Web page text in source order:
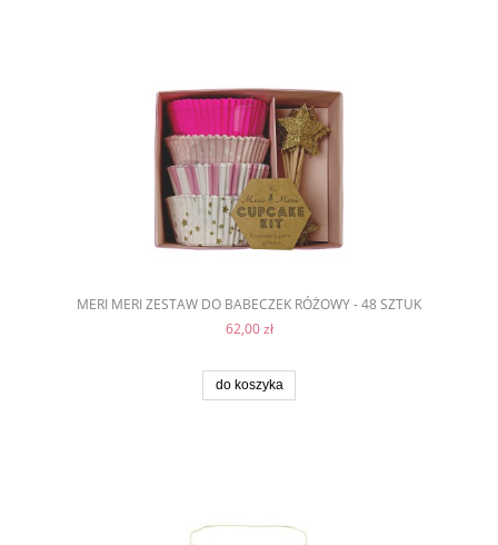
MERI MERI ZESTAW DO BABECZEK RÓŻOWY - 48 SZTUK
62,00 zł
do koszyka